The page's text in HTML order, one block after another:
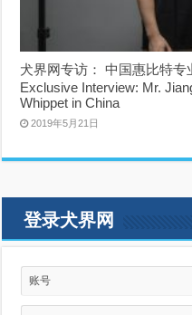
犬界网专访： 中国惠比特
Exclusive Interview: Mr.
Whippet in China
2019年5月21日
登录犬界网